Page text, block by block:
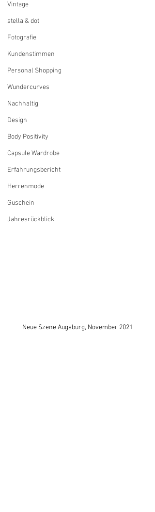
Vintage
stella & dot
Fotografie
Kundenstimmen
Personal Shopping
Wundercurves
Nachhaltig
Design
Body Positivity
Capsule Wardrobe
Erfahrungsbericht
Herrenmode
Guschein
Jahresrückblick
Neue Szene Augsburg, November 2021